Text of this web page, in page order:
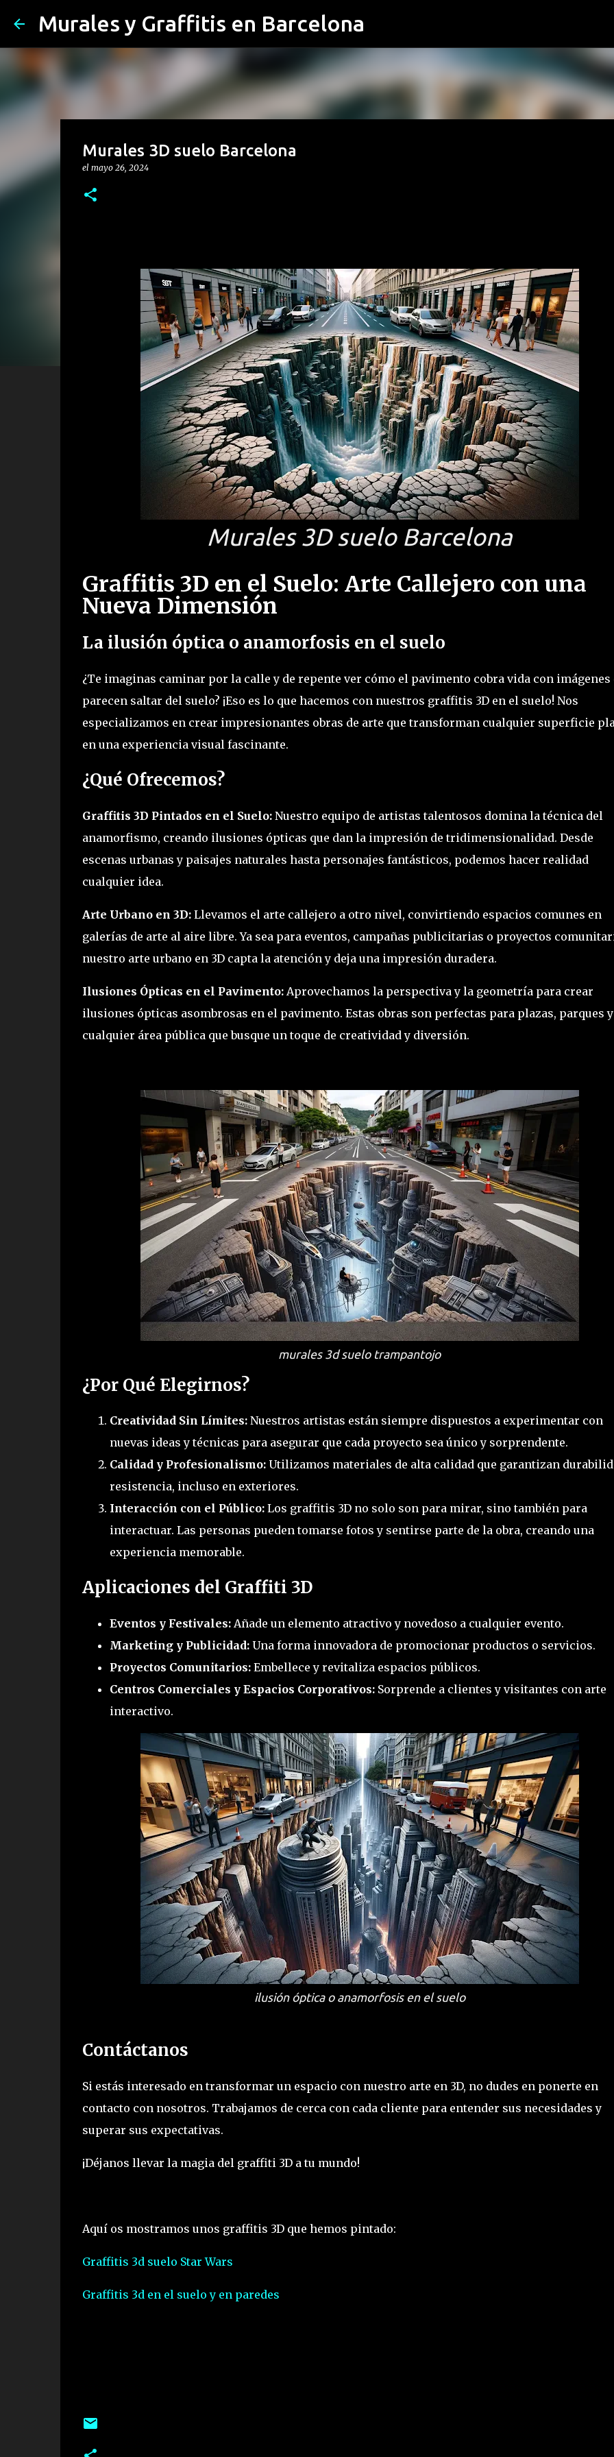
Murales y Graffitis en Barcelona
Murales 3D suelo Barcelona
el mayo 26, 2024
Murales 3D suelo Barcelona
Graffitis 3D en el Suelo: Arte Callejero con una
Nueva Dimensión
La ilusión óptica o anamorfosis en el suelo
¿Te imaginas caminar por la calle y de repente ver cómo el pavimento cobra vida con imágenes
parecen saltar del suelo? ¡Eso es lo que hacemos con nuestros graffitis 3D en el suelo! Nos
especializamos en crear impresionantes obras de arte que transforman cualquier superficie
en una experiencia visual fascinante.
¿Qué Ofrecemos?
Graffitis 3D Pintados en el Suelo:Nuestro equipo de artistas talentosos domina la técnica del
anamorfismo, creando ilusiones ópticas que dan la impresión de tridimensionalidad. Desde
escenas urbanas y paisajes naturales hasta personajes fantásticos, podemos hacer realidad
cualquier idea.
Arte Urbano en 3D:Llevamos el arte callejero a otro nivel, convirtiendo espacios comunes en
galerías de arte al aire libre. Ya sea para eventos, campañas publicitarias o proyectos
nuestro arte urbano en 3D capta la atención y deja una impresión duradera.
Ilusiones Ópticas en el Pavimento:Aprovechamos la perspectiva y la geometría para crear
ilusiones ópticas asombrosas en el pavimento. Estas obras son perfectas para plazas, parques y
cualquier área pública que busque un toque de creatividad y diversión.
murales 3d suelo trampantojo
¿Por Qué Elegirnos?
Creatividad Sin Límites:Nuestros artistas están siempre dispuestos a experimentar con
nuevas ideas y técnicas para asegurar que cada proyecto sea único y sorprendente.
Calidad y Profesionalismo:Utilizamos materiales de alta calidad que garantizan
resistencia, incluso en exteriores.
Interacción con el Público:Los graffitis 3D no solo son para mirar, sino también para
interactuar. Las personas pueden tomarse fotos y sentirse parte de la obra, creando una
experiencia memorable.
Aplicaciones del Graffiti 3D
Eventos y Festivales:Añade un elemento atractivo y novedoso a cualquier evento.
Marketing y Publicidad:Una forma innovadora de promocionar productos o servicios.
Proyectos Comunitarios:Embellece y revitaliza espacios públicos.
Centros Comerciales y Espacios Corporativos:Sorprende a clientes y visitantes con arte
interactivo.
ilusión óptica o anamorfosis en el suelo
Contáctanos
Si estás interesado en transformar un espacio con nuestro arte en 3D, no dudes en ponerte en
contacto con nosotros. Trabajamos de cerca con cada cliente para entender sus necesidades y
superar sus expectativas.
¡Déjanos llevar la magia del graffiti 3D a tu mundo!
Aquí os mostramos unos graffitis 3D que hemos pintado:
Graffitis 3d suelo Star Wars
Graffitis 3d en el suelo y en paredes